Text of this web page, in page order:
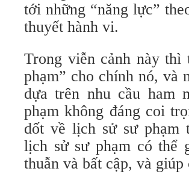
tới những “năng lực”
thuyết hành vi.
Trong viễn cảnh này
phạm” cho chính nó, và
dựa trên nhu cầu ham
phạm không đáng coi
dốt về lịch sử sư phạm
lịch sử sư phạm có thể
thuẫn và bất cập, và